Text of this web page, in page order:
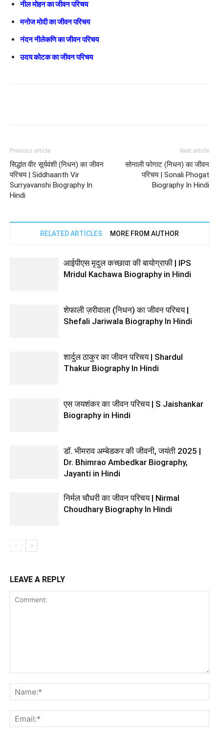
नील मोहन का जीवन परिचय
मनोज मोदी का जीवन परिचय
नंदन नीलेकणि का जीवन परिचय
उदय कोटक का जीवन परिचय
Previous article
सिद्धांत वीर सूर्यवंशी (निधन) का जीवन
परिचय | Siddhaanth Vir
Surryavanshi Biography In
Hindi
Next article
सोनाली फोगाट (निधन) का जीवन
परिचय | Sonali Phogat
Biography In Hindi
RELATED ARTICLES MORE FROM AUTHOR
आईपीएस मृदुल कच्छावा की बायोग्राफी | IPS
Mridul Kachawa Biography in Hindi
शेफाली ज़रीवाला (निधन) का जीवन परिचय |
Shefali Jariwala Biography In Hindi
शार्दुल ठाकुर का जीवन परिचय | Shardul
Thakur Biography In Hindi
एस जयशंकर का जीवन परिचय | S Jaishankar
Biography in Hindi
डॉ. भीमराव अम्बेडकर की जीवनी, जयंती 2025 |
Dr. Bhimrao Ambedkar Biography,
Jayanti in Hindi
निर्मल चौधरी का जीवन परिचय | Nirmal
Choudhary Biography In Hindi
LEAVE A REPLY